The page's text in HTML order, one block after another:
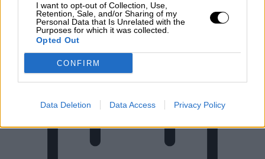
I want to opt-out of Collection, Use,
Retention, Sale, and/or Sharing of my
Personal Data that Is Unrelated with the
Purposes for which it was collected.
Opted Out
CONFIRM
Data Deletion Data Access Privacy Policy